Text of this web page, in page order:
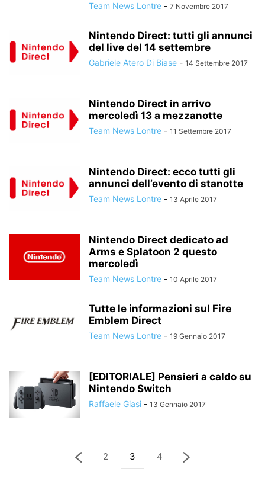
Team News Lontre - 7 Novembre 2017
Nintendo Direct: tutti gli annunci
del live del 14 settembre
Gabriele Atero Di Biase - 14 Settembre 2017
Nintendo Direct in arrivo
mercoledì 13 a mezzanotte
Team News Lontre - 11 Settembre 2017
Nintendo Direct: ecco tutti gli
annunci dell’evento di stanotte
Team News Lontre - 13 Aprile 2017
Nintendo Direct dedicato ad
Arms e Splatoon 2 questo
mercoledì
Team News Lontre - 10 Aprile 2017
Tutte le informazioni sul Fire
Emblem Direct
Team News Lontre - 19 Gennaio 2017
[EDITORIALE] Pensieri a caldo su
Nintendo Switch
Raffaele Giasi - 13 Gennaio 2017
2 3 4